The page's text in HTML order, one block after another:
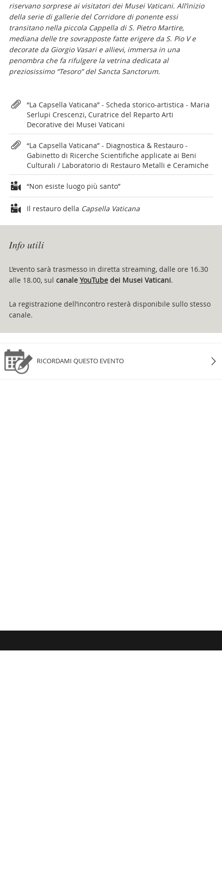
riservano sorprese ai visitatori dei Musei Vaticani. All’inizio
della serie di gallerie del Corridore di ponente essi
transitano nella piccola Cappella di S. Pietro Martire,
mediana delle tre sovrapposte fatte erigere da S. Pio V e
decorate da Giorgio Vasari e allievi, immersa in una
penombra che fa rifulgere la vetrina dedicata al
preziosissimo “Tesoro” del Sancta Sanctorum.
Attachments
“La Capsella Vaticana” - Scheda storico-artistica - Maria
Serlupi Crescenzi, Curatrice del Reparto Arti
Decorative dei Musei Vaticani
“La Capsella Vaticana” - Diagnostica & Restauro -
Gabinetto di Ricerche Scientifiche applicate ai Beni
Culturali / Laboratorio di Restauro Metalli e Ceramiche
“Non esiste luogo più santo”
Il restauro della Capsella Vaticana
Info utili
L’evento sarà trasmesso in diretta streaming, dalle ore 16.30
alle 18.00, sul canale YouTubedei Musei Vaticani.
La registrazione dell’incontro resterà disponibile sullo stesso
canale.
RICORDAMI QUESTO EVENTO